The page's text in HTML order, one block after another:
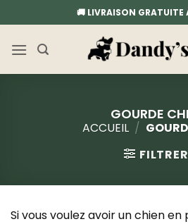
au
contenu
🚚 LIVRAISON GRATUITE
GOURDE
ACCUEIL /
FILTRER
Si vous voulez avoir un chien